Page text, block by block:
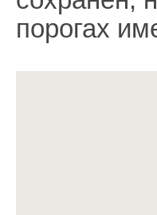
порогах